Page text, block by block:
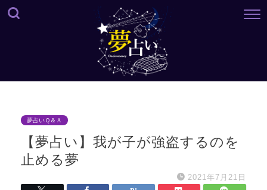
夢占いＱ＆Ａ
【夢占い】我が子が強盗するのを
止める夢
2021年7月21日